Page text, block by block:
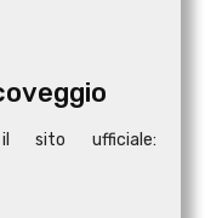
ufficiale: